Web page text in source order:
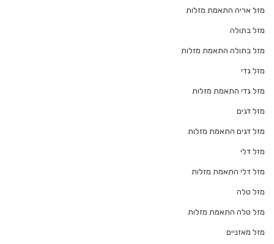
מזל אריה התאמת מזלות
מזל בתולה
מזל בתולה התאמת מזלות
מזל גדי
מזל גדי התאמת מזלות
מזל דגים
מזל דגים התאמת מזלות
מזל דלי
מזל דלי התאמת מזלות
מזל טלה
מזל טלה התאמת מזלות
מזל מאזניים